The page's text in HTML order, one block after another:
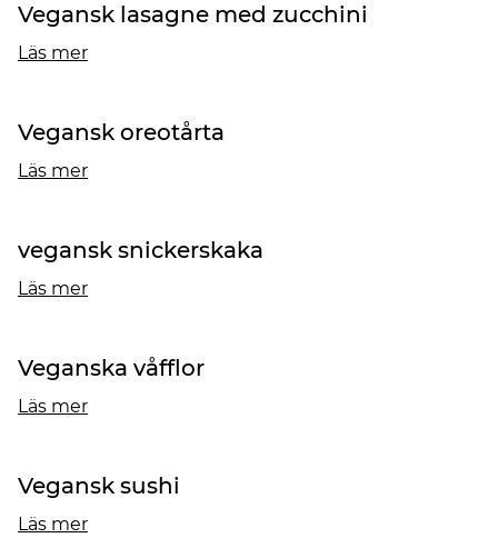
Vegansk lasagne med zucchini
Läs mer
Vegansk oreotårta
Läs mer
vegansk snickerskaka
Läs mer
Veganska våfflor
Läs mer
Vegansk sushi
Läs mer